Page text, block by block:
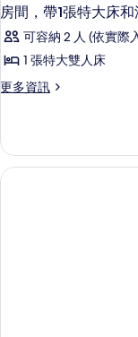
情
房間，帶1張特大床
可容納 2 人 (依實際
1 張特大雙人床
更多資訊
更
帶
張